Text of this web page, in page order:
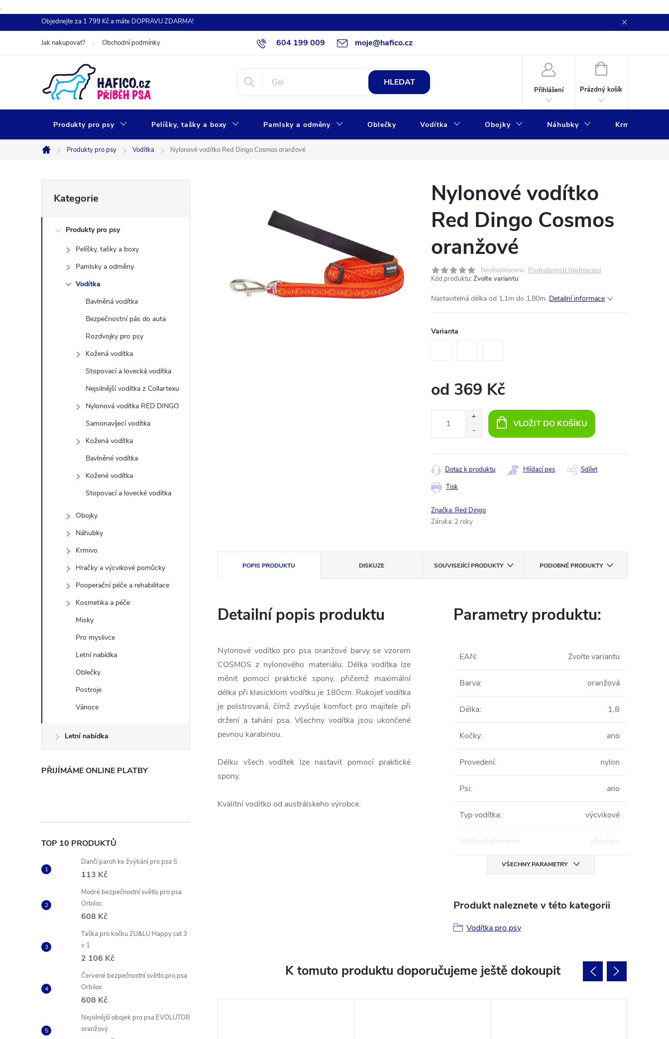
.
na
Objednejte za 1 799 Kč a máte DOPRAVU ZDARMA!
604 199 009 moje@hafico.cz
Jak nakupovat? Obchodní podmínky
HLEDAT
Přihlášení
NÁKUPNÍ
Prázdný košík
Produkty pro psy Pelíšky, tašky a boxy Pamlsky a odměny Oblečky Vodítka Obojky Náhubky Krmivo
Domů
Produkty pro psy Vodítka Nylonové vodítko Red Dingo Cosmos oranžové
o
kategorie
Kategorie
Produkty pro psy
Pelíšky, tašky a boxy
Pamlsky a odměny
Vodítka
Bavlněná vodítka
Bezpečnostní pás do auta
Rozdvojky pro psy
Kožená vodítka
Stopovací a lovecká vodítka
Nejsilnější vodítka z Collartexu
Nylonová vodítka RED DINGO
Samonavíjecí vodítka
Kožená vodítka
Bavlněné vodítka
Kožené vodítka
Stopovací a lovecké vodítka
Obojky
Náhubky
Krmivo
Hračky a výcvikové pomůcky
Pooperační péče a rehabilitace
Kosmetika a péče
Misky
Pro myslivce
Letní nabídka
Oblečky
Postroje
Vánoce
Letní nabídka
PŘIJÍMÁME ONLINE PLATBY
TOP 10 PRODUKTŮ
Dančí paroh ke žvýkání pro psa S
113 Kč
Modré bezpečnostní světlo pro psa
Orbiloc
608 Kč
Taška pro kočku ZU&LU Happy cat 3
v 1
2 106 Kč
Červené bezpečnostní světlo pro psa
Orbiloc
608 Kč
Nejsilnější obojek pro psa EVOLUTOR
oranžový
Nylonové vodítko
Red Dingo Cosmos
oranžové
Neohodnoceno Podrobnosti hodnocení
Kód produktu: Zvolte variantu
Nastavitelná délka od 1,1m do 1,80m. Detailní informace
Varianta
od 369 Kč
VLOŽIT DO KOŠÍKU
Tisk
Dotaz k produktu Hlídací pes Sdílet
Značka: Red Dingo
Záruka: 2 roky
POPIS PRODUKTU DISKUZE SOUVISEJÍCÍ PRODUKTY PODOBNÉ PRODUKTY
Detailní popis produktu
Nylonové vodítko pro psa oranžovébarvyse vzorem
COSMOSz nylonového materiálu. Délka vodítka lze
měnit pomocí praktické spony, přičemž maximální
délka při klasicklom vodítku je 180cm. Rukojeť vodítka
je polstrovaná, čímž zvyšuje komfort pro majitele při
držení a taháni psa. Všechny vodítka jsou ukončené
pevnou karabinou.
Délku všech vodítek lze nastavit pomocí praktické
spony.
Kvalitní vodítko od austrálskeho výrobce.
Parametry produktu:
EAN: Zvolte variantu
Barva: oranžová
Délka: 1,8
Kočky: ano
Provedení: nylon
Psi: ano
Typ vodítka: výcvikové
Velikost plemene: všechna
VŠECHNY PARAMETRY
Produkt naleznete v této kategorii
Vodítka pro psy
K tomuto produktu doporučujeme ještě dokoupit